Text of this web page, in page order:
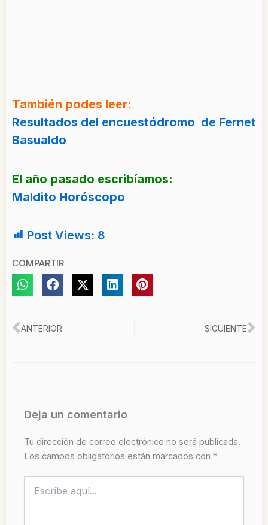
También podes leer:
Resultados del encuestódromo de Fernet
Basualdo
El año pasado escribíamos:
Maldito Horóscopo
Post Views: 8
COMPARTIR
Ant
ANTERIOR SIGUIENTE
Deja un comentario
Tu dirección de correo electrónico no será publicada.
Los campos obligatorios están marcados con *
aquí...